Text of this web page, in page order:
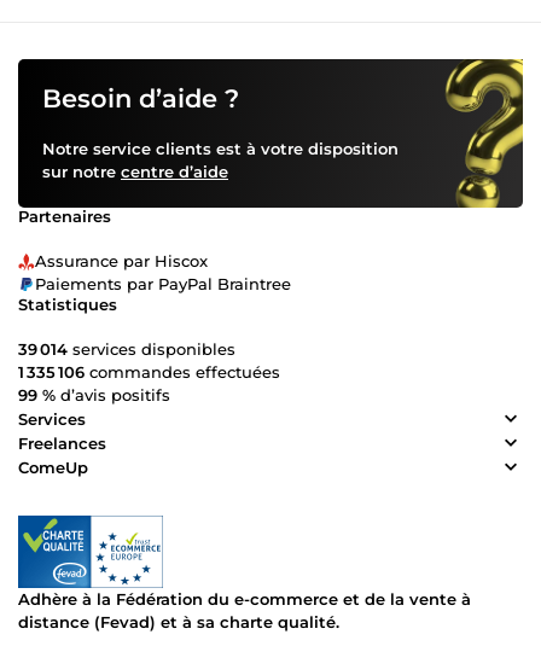
Besoin d’aide ?
Notre service clients est à votre disposition
sur notre centre d’aide
Partenaires
Assurance par Hiscox
Paiements par PayPal Braintree
Statistiques
39 014 services disponibles
1 335 106 commandes effectuées
99 % d’avis positifs
Services
Freelances
ComeUp
Adhère à la Fédération du e-commerce et de la vente à
distance (Fevad) et à sa charte qualité.